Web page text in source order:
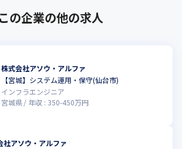
この企業の他の求人
株式会社アソウ・アルファ
【宮城】システム運用・保守(仙台市)
インフラエンジニア
宮城県
年収 : 350-450万円
社アソウ・アルファ